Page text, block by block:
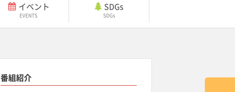
イベント
EVENTS
SDGs
SDGs
番組紹介